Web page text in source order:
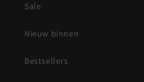
Sale
Nieuw binnen
Bestsellers